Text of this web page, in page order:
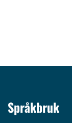
Språkbruk